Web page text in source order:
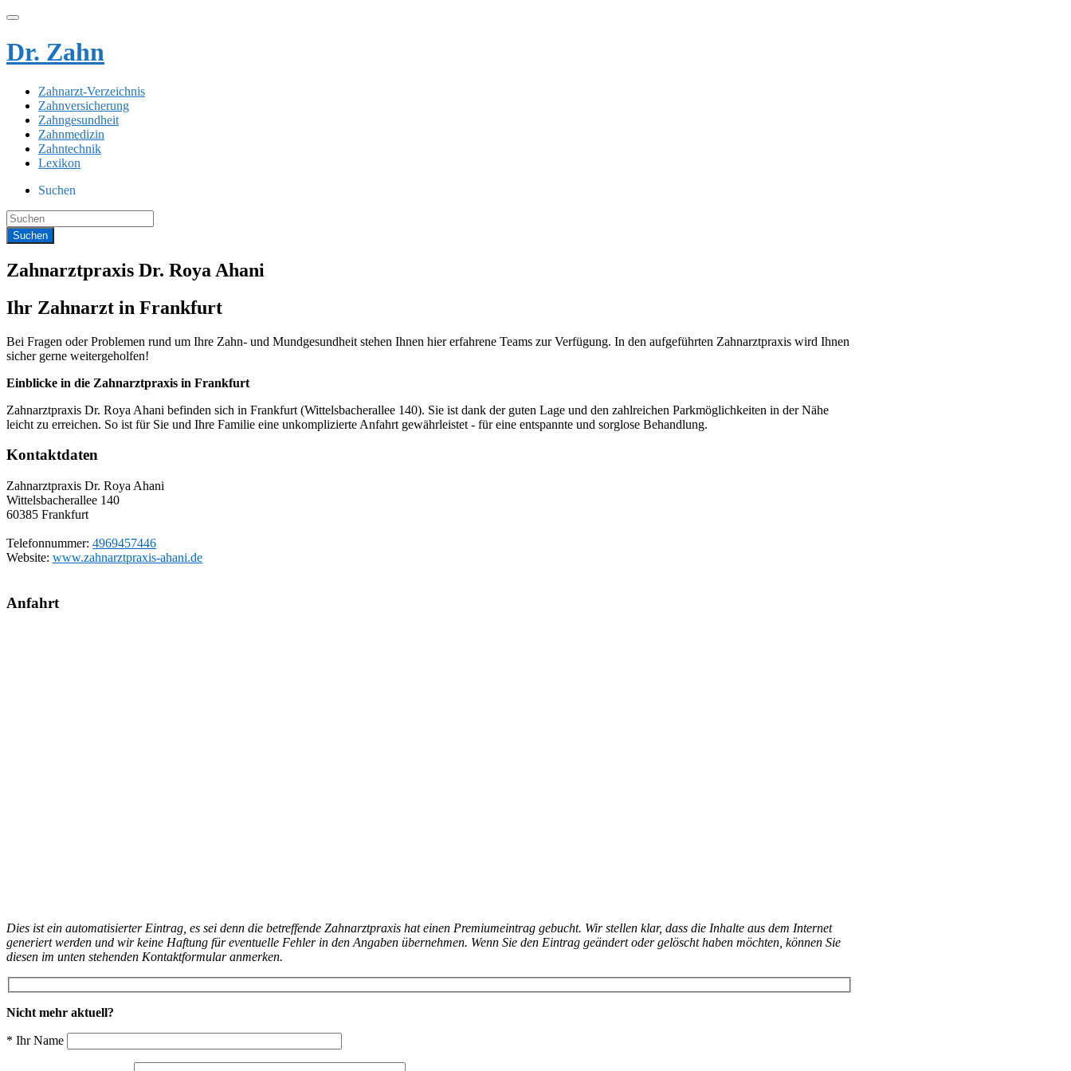
Dr. Zahn
Zahnarzt-Verzeichnis
Zahnversicherung
Zahngesundheit
Zahnmedizin
Zahntechnik
Lexikon
Suchen
Zahnarztpraxis Dr. Roya Ahani
Ihr Zahnarzt in Frankfurt
Bei Fragen oder Problemen rund um Ihre Zahn- und Mundgesundheit stehen Ihnen hier erfahrene Teams zur Verfügung. In den aufgeführten Zahnarztpraxis wird Ihnen
sicher gerne weitergeholfen!
Einblicke in die Zahnarztpraxis in Frankfurt
Zahnarztpraxis Dr. Roya Ahani befinden sich in Frankfurt (Wittelsbacherallee 140). Sie ist dank der guten Lage und den zahlreichen Parkmöglichkeiten in der Nähe
leicht zu erreichen. So ist für Sie und Ihre Familie eine unkomplizierte Anfahrt gewährleistet - für eine entspannte und sorglose Behandlung.
Kontaktdaten
Zahnarztpraxis Dr. Roya Ahani
Wittelsbacherallee 140
60385 Frankfurt
Telefonnummer: 4969457446
Website: www.zahnarztpraxis-ahani.de
Anfahrt
Dies ist ein automatisierter Eintrag, es sei denn die betreffende Zahnarztpraxis hat einen Premiumeintrag gebucht. Wir stellen klar, dass die Inhalte aus dem Internet
generiert werden und wir keine Haftung für eventuelle Fehler in den Angaben übernehmen. Wenn Sie den Eintrag geändert oder gelöscht haben möchten, können Sie
diesen im unten stehenden Kontaktformular anmerken.
Nicht mehr aktuell?
* Ihr Name